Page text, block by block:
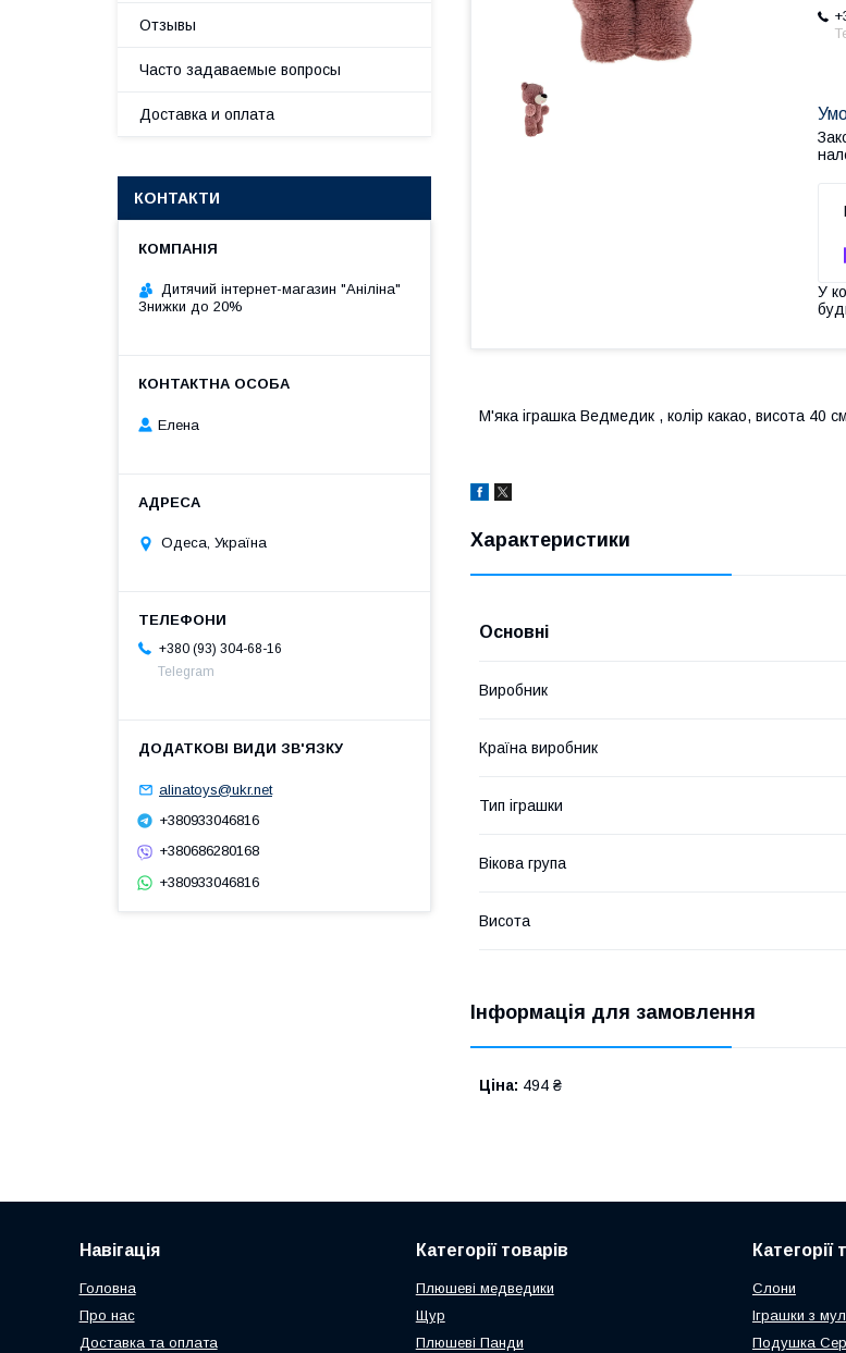
У
М'яка іграшка Ведмедик , колір какао, висота 40
Характеристики
Основні
Виробник
Країна виробник
Тип іграшки
Вікова група
Висота
Інформація для замовлення
Ціна: 494 ₴
Отзывы
Часто задаваемые вопросы
Доставка и оплата
КОНТАКТИ
Дитячий інтернет-магазин "Аніліна"
Знижки до 20%
Елена
Одеса, Україна
+380 (93) 304-68-16
Telegram
alinatoys@ukr.net
+380933046816
+380686280168
+380933046816
Навігація
Головна
Про нас
Доставка та оплата
Категорії товарів
Плюшеві медведики
Щур
Плюшеві Панди
Категорії
Слони
Іграшки з
Подушка